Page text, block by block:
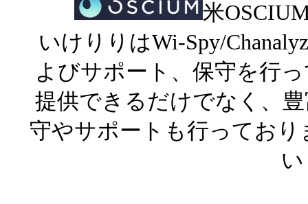
米
いけりりはWi-Spy/
よびサポート、保守を行
提供できるだけでなく、
守やサポートも行っており